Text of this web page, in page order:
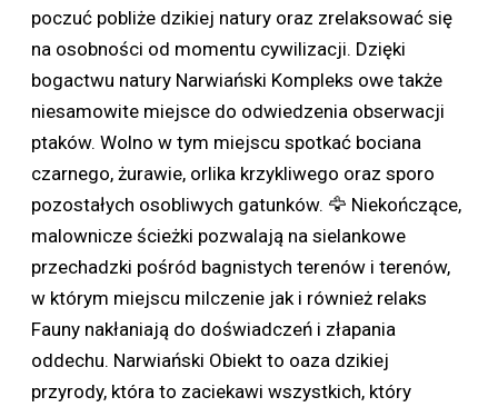
poczuć pobliże dzikiej natury oraz zrelaksować się
na osobności od momentu cywilizacji. Dzięki
bogactwu natury Narwiański Kompleks owe także
niesamowite miejsce do odwiedzenia obserwacji
ptaków. Wolno w tym miejscu spotkać bociana
czarnego, żurawie, orlika krzykliwego oraz sporo
pozostałych osobliwych gatunków. 🦅 Niekończące,
malownicze ścieżki pozwalają na sielankowe
przechadzki pośród bagnistych terenów i terenów,
w którym miejscu milczenie jak i również relaks
Fauny nakłaniają do doświadczeń i złapania
oddechu. Narwiański Obiekt to oaza dzikiej
przyrody, która to zaciekawi wszystkich, który